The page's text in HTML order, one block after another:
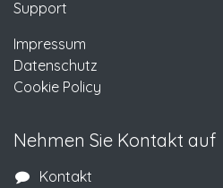
Support
Impressum
Datenschutz
Cookie Policy
Nehmen Sie Kontakt auf
Kontakt